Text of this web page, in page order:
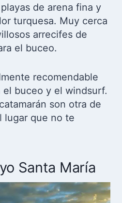
de arena fina y
turquesa. Muy cerca
arrecifes de
el buceo.
recomendable
el buceo y el windsurf.
son otra de
lugar que no te
Santa María